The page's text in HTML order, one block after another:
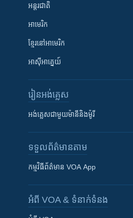
អន្តរជាតិ
អាមេរិក
ខ្មែរ​នៅអាមេរិក
អាស៊ីអាគ្នេយ៍
រៀន​​អង់គ្លេស
អង់គ្លេស​ជាមួយ​ម៉ានី​និង​ម៉ូរី
ទទួល​ព័ត៌មាន​តាម
កម្មវិធី​ព័ត៌មាន VOA App
អំពី​ VOA & ទំនាក់ទំនង